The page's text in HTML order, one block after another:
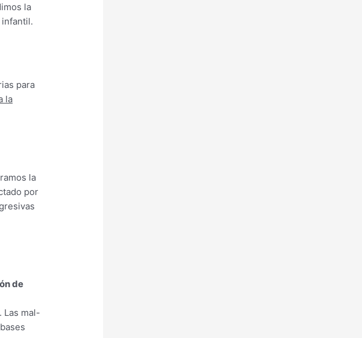
la
para
la
la
por
de
Las mal-